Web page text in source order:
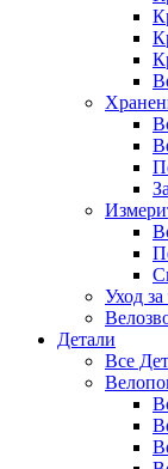
Уход
Детали
Все